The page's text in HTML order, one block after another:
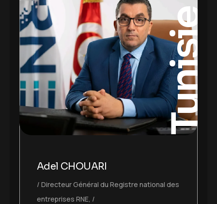
Tunisie
Adel CHOUARI
Directeur Général du Registre national des
entreprises RNE,